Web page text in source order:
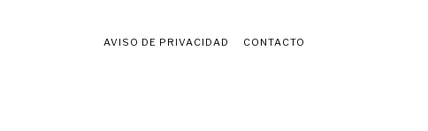
AVISO DE PRIVACIDAD CONTACTO